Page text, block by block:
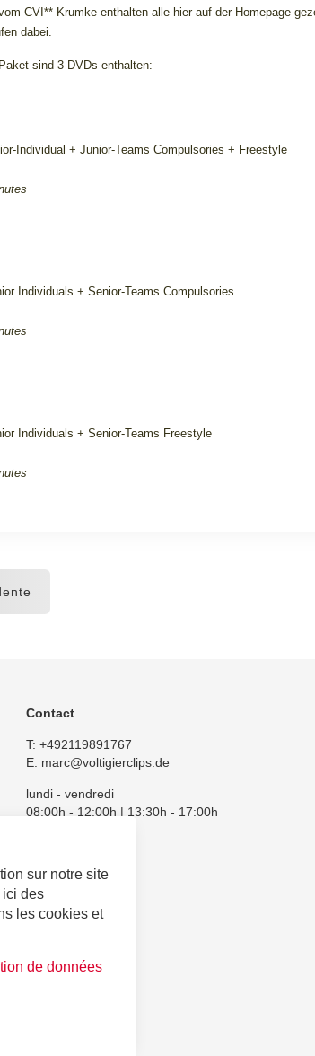
sur notre site
ici des
les cookies et
de données
CVI** Krumke enthalten alle hier auf der Homepage
dabei.
sind 3 DVDs enthalten:
Individual + Junior-Teams Compulsories + Freestyle
Individuals + Senior-Teams Compulsories
Individuals + Senior-Teams Freestyle
Contact
T: +492119891767
E: marc@voltigierclips.de
lundi - vendredi
08:00h - 12:00h | 13:30h - 17:00h